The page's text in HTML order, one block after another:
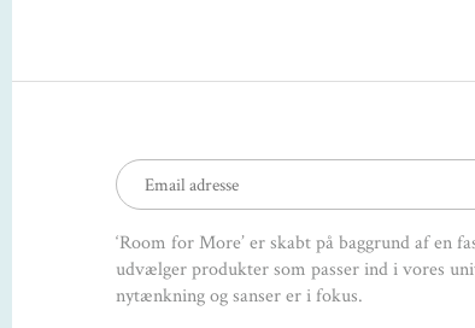
‘Room for More’ er skabt på baggrund af en
udvælger produkter som passer ind i vores
nytænkning og sanser er i fokus.